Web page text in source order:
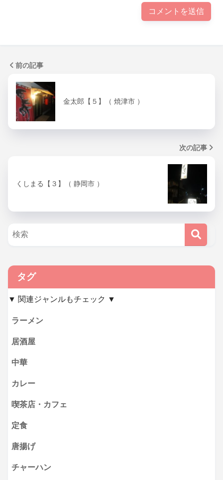
前の記事
金太郎【５】（ 焼津市 ）
次の記事
くしまる【３】（ 静岡市 ）
タグ
▼ 関連ジャンルもチェック ▼
ラーメン
居酒屋
中華
カレー
喫茶店・カフェ
定食
唐揚げ
チャーハン